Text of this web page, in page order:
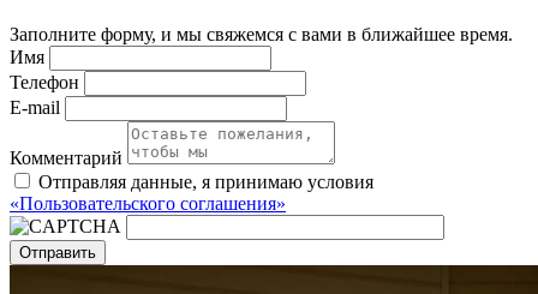
Заполните форму, и мы свяжемся с вами в ближайшее время.
Имя
Телефон
E-mail
Комментарий
Отправляя данные, я принимаю условия
«Пользовательского соглашения»
Отправить